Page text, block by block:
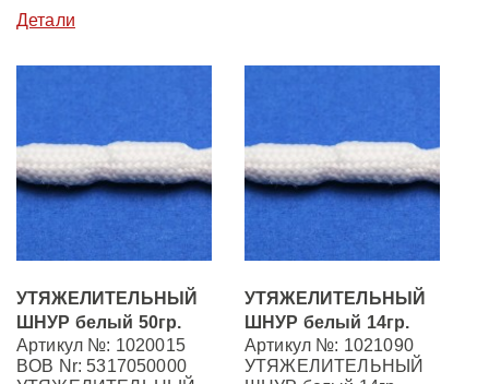
Детали
УТЯЖЕЛИТЕЛЬНЫЙ
ШНУР белый 50гр.
Артикул №: 1020015
BOB Nr: 5317050000
УТЯЖЕЛИТЕЛЬНЫЙ
ШНУР белый 14гр.
Артикул №: 1021090
УТЯЖЕЛИТЕЛЬНЫЙ